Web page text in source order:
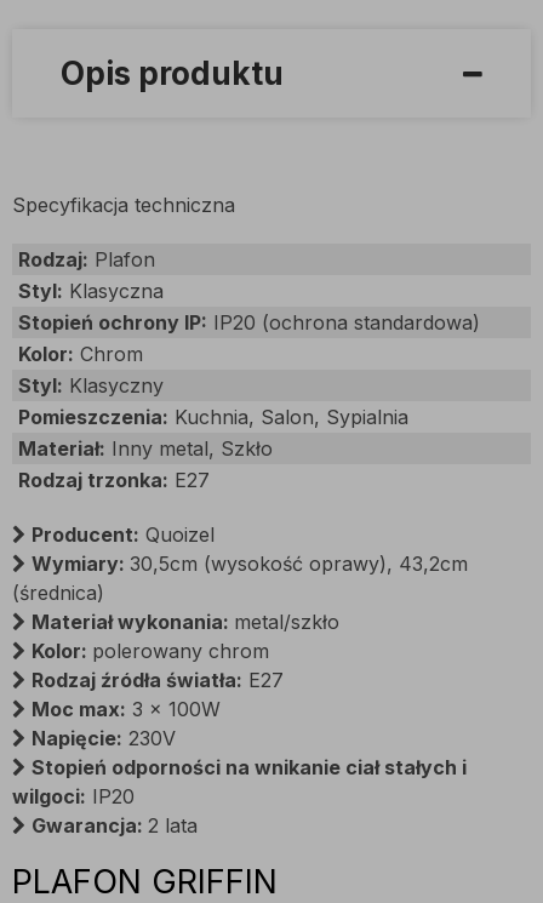
Opis produktu
Specyfikacja techniczna
Rodzaj: Plafon
Styl: Klasyczna
Stopień ochrony IP: IP20 (ochrona standardowa)
Kolor: Chrom
Styl: Klasyczny
Pomieszczenia: Kuchnia, Salon, Sypialnia
Materiał: Inny metal, Szkło
Rodzaj trzonka: E27
Producent: Quoizel
Wymiary: 30,5cm (wysokość oprawy), 43,2cm
(średnica)
Materiał wykonania: metal/szkło
Kolor: polerowany chrom
Rodzaj źródła światła: E27
Moc max: 3 x 100W
Napięcie: 230V
Stopień odporności na wnikanie ciał stałych i
wilgoci: IP20
Gwarancja: 2 lata
PLAFON GRIFFIN